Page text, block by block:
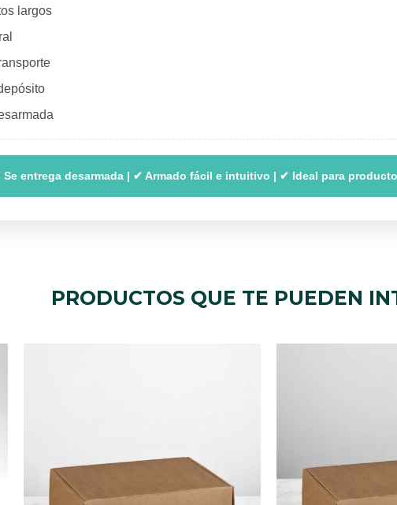
largos
Se entrega desarmada | ✔ Armado fácil e intuitivo | ✔ Ideal para
PRODUCTOS QUE TE PUEDEN